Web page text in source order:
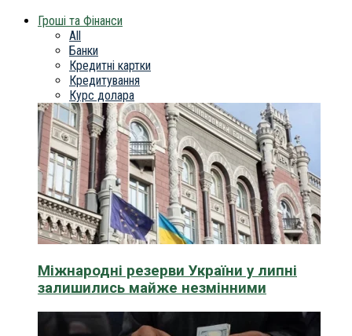
Гроші та Фінанси
All
Банки
Кредитні картки
Кредитування
Курс долара
Міжнародні резерви України у липні
залишились майже незмінними